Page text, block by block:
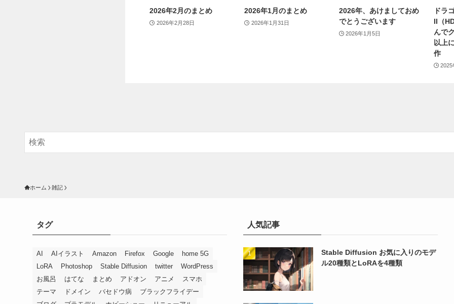
2026年2月のまとめ
2026年2月28日
2026年1月のまとめ
2026年1月31日
2026年、あけましておめ
でとうございます
2026年1月5日
ドラ
II（
んで
以上
作
2025
ホーム 雑記
タグ
AI AIイラスト Amazon Firefox Google
home 5G
LoRA
Photoshop Stable Diffusion twitter
WordPress
お風呂
はてな まとめ アドオン アニメ
スマホ
テーマ
ドメイン バセドウ病
ブラックフライデー
人気記事
Stable Diffusion お気に入りのモデ
ル20種類とLoRAを4種類